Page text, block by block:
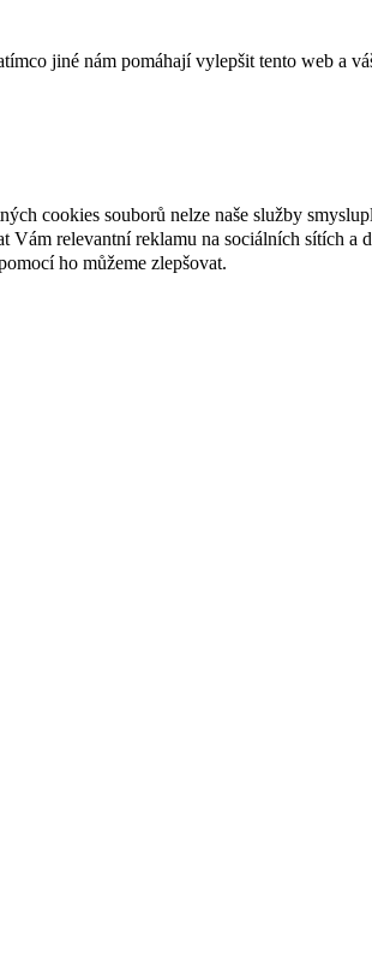
jiné nám pomáhají vylepšit tento web a
cookies souborů nelze naše služby
relevantní reklamu na sociálních sítích a
ho můžeme zlepšovat.